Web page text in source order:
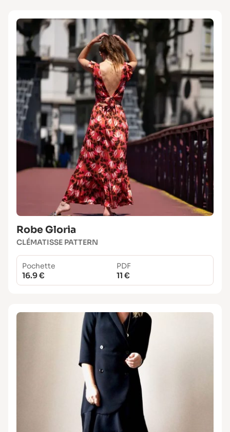
Robe Gloria
CLÉMATISSE PATTERN
Pochette
16.9 €
PDF
11 €